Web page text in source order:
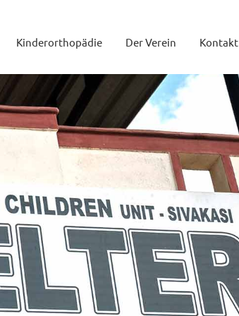
Kinderorthopädie Der Verein Kontakt